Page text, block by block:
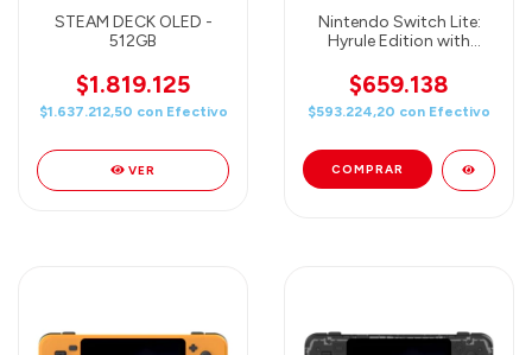
STEAM DECK OLED -
512GB
$1.819.125
$1.637.212,50 con Efectivo
VER
Nintendo Switch Lite:
Hyrule Edition with
Online + Expansion Pack
$659.138
$593.224,20 con Efectivo